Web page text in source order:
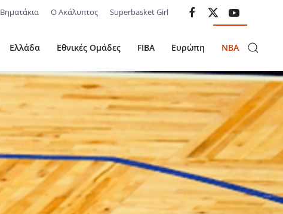
Βηματάκια Ο Ακάλυπτος Superbasket Girl
Ελλάδα Εθνικές Ομάδες FIBA Ευρώπη NBA